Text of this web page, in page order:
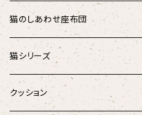
シャギーアニマル
アニマル
麻と羽毛のリボンウォーマー
ダウンマフラー
オーガニックコットンダウンマフラー
猫のしあわせ座布団
猫シリーズ
猫のしあわせ座布団
クッション